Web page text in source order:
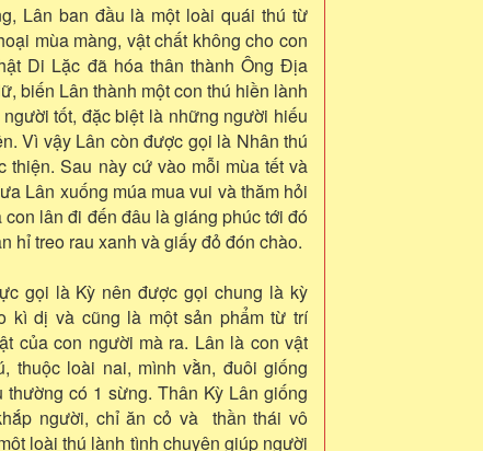
Lân ban đầu là một loài quái thú từ
mùa màng, vật chất không cho con
Di Lặc đã hóa thân thành Ông Địa
biến Lân thành một con thú hiền lành
tốt, đặc biệt là những người hiếu
Vì vậy Lân còn được gọi là Nhân thú
thiện. Sau này cứ vào mỗi mùa tết và
Lân xuống múa mua vui và thăm hỏi
lân đi đến đâu là giáng phúc tới đó
hỉ treo rau xanh và giấy đỏ đón chào.
gọi là Kỳ nên được gọi chung là kỳ
kì dị và cũng là một sản phẩm từ trí
của con người mà ra. Lân là con vật
thuộc loài nai, mình vằn, đuôi giống
thường có 1 sừng. Thân Kỳ Lân giống
người, chỉ ăn cỏ và thần thái vô
loài thú lành tình chuyên giúp người